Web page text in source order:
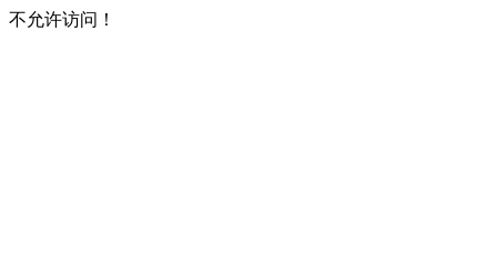
不允许访问！